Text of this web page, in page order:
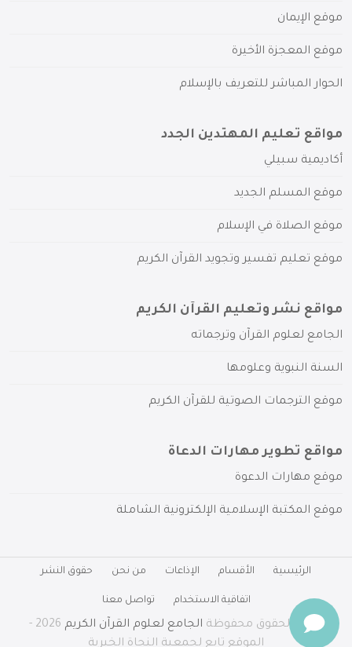
موقع الإيمان
موقع المعجزة الأخيرة
الحوار المباشر للتعريف بالإسلام
مواقع تعليم المهتدين الجدد
أكاديمية سبيلي
موقع المسلم الجديد
موقع الصلاة في الإسلام
موقع تعليم تفسير وتجويد القرآن الكريم
مواقع نشر وتعليم القرآن الكريم
الجامع لعلوم القرآن وترجماته
السنة النبوية وعلومها
موقع الترجمات الصوتية للقرآن الكريم
مواقع تطوير مهارات الدعاة
موقع مهارات الدعوة
موقع المكتبة الإسلامية الإلكترونية الشاملة
الرئيسية الأقسام الإذاعات من نحن حقوق النشر
اتفاقية الاستخدام تواصل معنا
جميع الحقوق محفوظة الجامع لعلوم القرآن الكريم
2026 -
الموقع تابع لجمعية النجاة الخيرية